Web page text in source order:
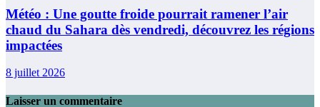
Météo : Une goutte froide pourrait ramener l’air
chaud du Sahara dès vendredi, découvrez les régions
impactées
8 juillet 2026
Laisser un commentaire